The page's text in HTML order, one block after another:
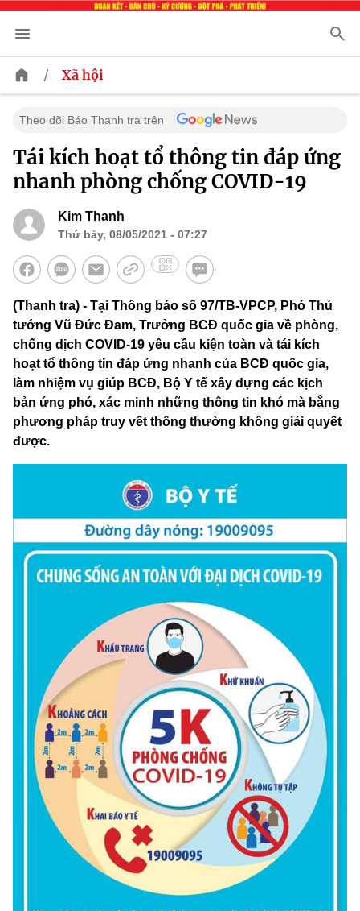
/ Xã hội
Theo dõi Báo Thanh tra trên
Tái kích hoạt tổ thông tin đáp ứng
nhanh phòng chống COVID-19
Kim Thanh
Thứ bảy, 08/05/2021 - 07:27
(Thanh tra) - Tại Thông báo số 97/TB-VPCP, Phó Thủ
tướng Vũ Đức Đam, Trưởng BCĐ quốc gia về phòng,
chống dịch COVID-19 yêu cầu kiện toàn và tái kích
hoạt tổ thông tin đáp ứng nhanh của BCĐ quốc gia,
làm nhiệm vụ giúp BCĐ, Bộ Y tế xây dựng các kịch
bản ứng phó, xác minh những thông tin khó mà bằng
phương pháp truy vết thông thường không giải quyết
được.